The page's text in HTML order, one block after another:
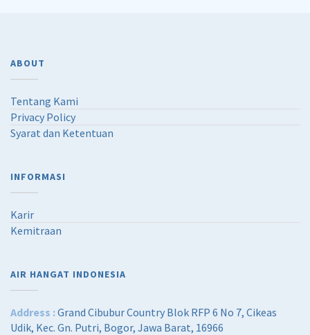
ABOUT
Tentang Kami
Privacy Policy
Syarat dan Ketentuan
INFORMASI
Karir
Kemitraan
AIR HANGAT INDONESIA
Address :Grand Cibubur Country Blok RFP 6 No 7, Cikeas
Udik, Kec. Gn. Putri, Bogor, Jawa Barat, 16966